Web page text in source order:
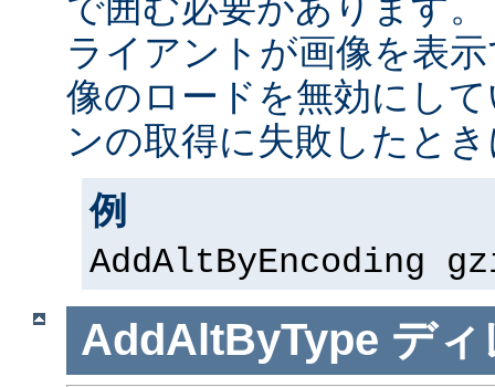
ライアントが画像を表
像のロードを無効にし
ンの取得に失敗したと
例
AddAltByEncoding
AddAltByType ディ